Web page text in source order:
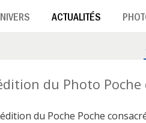
ACTUALITÉS
du Photo Poche
du Poche Poche